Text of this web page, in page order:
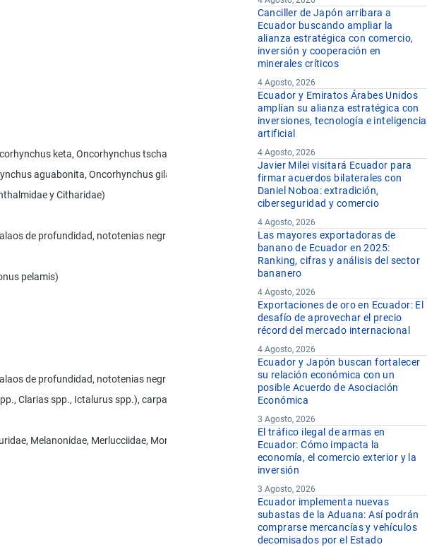
keta, Oncorhynchus tschawytscha, Oncorhynchus kisutch, Oncorhynchus masou
aguabonita, Oncorhynchus gilae, Oncorhynchus apache y Oncorhynchus chrysogaster)
y Citharidae)
de profundidad, nototenias negras) (Dissostichus spp.)
pelamis)
de profundidad, nototenias negras) (Dissostichus spp.)
Clarias spp., Ictalurus spp.), carpas (Cyprinus spp., Carassius spp., Ctenopharyngodon
Melanonidae, Merlucciidae, Moridae y Muraenolepididae chalcogramma)
Canciller de Japón arribara a
Ecuador buscando ampliar la
alianza estratégica con comercio,
inversión y cooperación en
minerales críticos
4 Agosto, 2026
Ecuador y Emiratos Árabes Unidos
amplían su alianza estratégica con
inversiones, tecnología e inteligencia
artificial
4 Agosto, 2026
Javier Milei visitará Ecuador para
firmar acuerdos bilaterales con
Daniel Noboa: extradición,
ciberseguridad y comercio
4 Agosto, 2026
Las mayores exportadoras de
banano de Ecuador en 2025:
Ranking, cifras y análisis del sector
bananero
4 Agosto, 2026
Exportaciones de oro en Ecuador: El
desafío de aprovechar el precio
récord del mercado internacional
4 Agosto, 2026
Ecuador y Japón buscan fortalecer
su relación económica con un
posible Acuerdo de Asociación
Económica
3 Agosto, 2026
El tráfico ilegal de armas en
Ecuador: Cómo impacta la
economía, el comercio exterior y la
inversión
3 Agosto, 2026
Ecuador implementa nuevas
subastas de la Aduana: Así podrán
comprarse mercancías y vehículos
decomisados por el Estado